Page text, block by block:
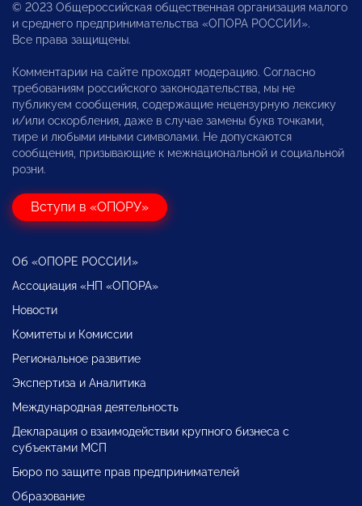
© 2023 Общероссийская общественная организация малого
и среднего предпринимательства «ОПОРА РОССИИ».
Все права защищены.
Комментарии на сайте проходят модерацию. Согласно
требованиям российского законодательства, мы не
публикуем сообщения, содержащие нецензурную лексику
и/или оскорбления, даже в случае замены букв точками,
тире и любыми иными символами. Не допускаются
сообщения, призывающие к межнациональной и социальной
розни.
Вступи в «ОПОРУ»
Об «ОПОРЕ РОССИИ»
Ассоциация «НП «ОПОРА»
Новости
Комитеты и Комиссии
Региональное развитие
Экспертиза и Аналитика
Международная деятельность
Декларация о взаимодействии крупного бизнеса с
субъектами МСП
Бюро по защите прав предпринимателей
Образование